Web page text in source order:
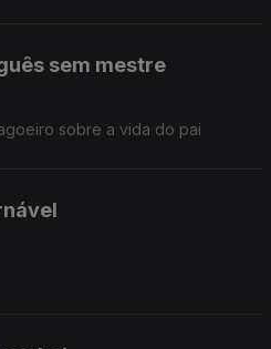
sem mestre
sobre a vida do pai